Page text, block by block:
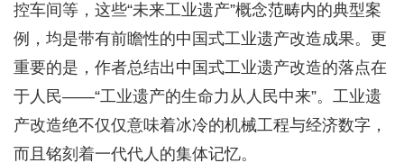
控车间等，这些“未来工业遗产”概念范畴内的典型案
例，均是带有前瞻性的中国式工业遗产改造成果。更
重要的是，作者总结出中国式工业遗产改造的落点在
于人民——“工业遗产的生命力从人民中来”。工业遗
产改造绝不仅仅意味着冰冷的机械工程与经济数字，
而且铭刻着一代代人的集体记忆。